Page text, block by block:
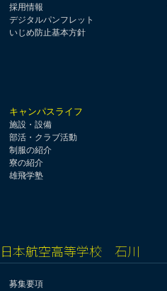
採用情報
デジタルパンフレット
いじめ防止基本方針
キャンパスライフ
施設・設備
部活・クラブ活動
制服の紹介
寮の紹介
雄飛学塾
日本航空高等学校 石川
募集要項